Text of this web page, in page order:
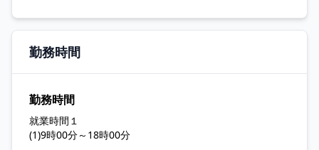
勤務時間
勤務時間
就業時間１
(1)9時00分～18時00分